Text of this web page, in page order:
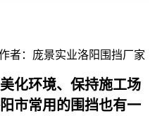
者：庞景实业洛阳围挡厂家
环境、保持施工场
市常用的围挡也有一